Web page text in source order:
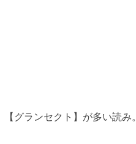
グランセクト】が多い読み。